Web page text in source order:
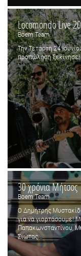
Locomondo Live
Boem Team
Την Τετάρτη 24
προπώληση ξεκίνησε!
30 χρόνια Μήτσος
Boem Team
Ο Δημήτρης
για να γιορτάσουμε!
Παπακωνσταντίνου,
Σιώτας...